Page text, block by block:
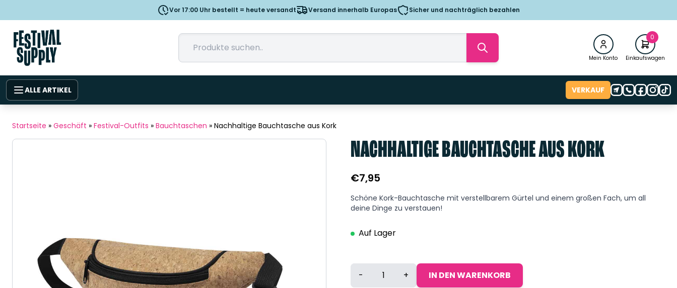
Vor 17:00 Uhr bestellt = heute versandt Versand innerhalb Europas Sicher und nachträglich bezahlen
Mein Konto
0
Einkaufswagen
ALLE ARTIKEL VERKAUF
Startseite » Geschäft » Festival-Outfits » Bauchtaschen » Nachhaltige Bauchtasche aus Kork
NACHHALTIGE BAUCHTASCHE AUS KORK
€7,95
Schöne Kork-Bauchtasche mit verstellbarem Gürtel und einem großen Fach, um all
deine Dinge zu verstauen!
Auf Lager
Nachhaltige
Bauchtasche
- + IN DEN WARENKORB